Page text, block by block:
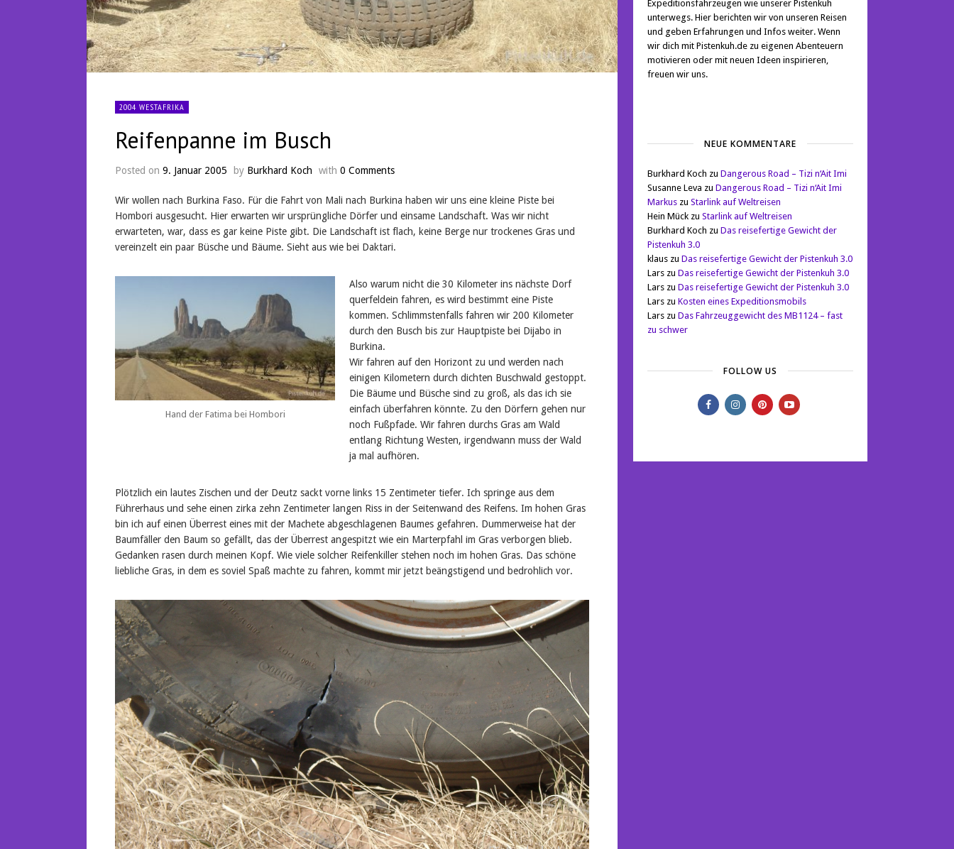
2004 WESTAFRIKA
Reifenpanne im Busch
Posted on 9. Januar 2005 by Burkhard Koch with 0 Comments
Wir wollen nach Burkina Faso. Für die Fahrt von Mali nach Burkina haben wir uns eine kleine Piste bei
Hombori ausgesucht. Hier erwarten wir ursprüngliche Dörfer und einsame Landschaft. Was wir nicht
erwarteten, war, dass es gar keine Piste gibt. Die Landschaft ist flach, keine Berge nur trockenes Gras und
vereinzelt ein paar Büsche und Bäume. Sieht aus wie bei Daktari.
Hand der Fatima bei Hombori
Also warum nicht die 30 Kilometer ins nächste Dorf
querfeldein fahren, es wird bestimmt eine Piste
kommen. Schlimmstenfalls fahren wir 200 Kilometer
durch den Busch bis zur Hauptpiste bei Dijabo in
Burkina.
Wir fahren auf den Horizont zu und werden nach
einigen Kilometern durch dichten Buschwald gestoppt.
Die Bäume und Büsche sind zu groß, als das ich sie
einfach überfahren könnte. Zu den Dörfern gehen nur
noch Fußpfade. Wir fahren durchs Gras am Wald
entlang Richtung Westen, irgendwann muss der Wald
ja mal aufhören.
Plötzlich ein lautes Zischen und der Deutz sackt vorne links 15 Zentimeter tiefer. Ich springe aus dem
Führerhaus und sehe einen zirka zehn Zentimeter langen Riss in der Seitenwand des Reifens. Im hohen Gras
bin ich auf einen Überrest eines mit der Machete abgeschlagenen Baumes gefahren. Dummerweise hat der
Baumfäller den Baum so gefällt, das der Überrest angespitzt wie ein Marterpfahl im Gras verborgen blieb.
Gedanken rasen durch meinen Kopf. Wie viele solcher Reifenkiller stehen noch im hohen Gras. Das schöne
liebliche Gras, in dem es soviel Spaß machte zu fahren, kommt mir jetzt beängstigend und bedrohlich vor.
Expeditionsfahrzeugen wie unserer Pistenkuh
unterwegs. Hier berichten wir von unseren Reisen
und geben Erfahrungen und Infos weiter. Wenn
wir dich mit Pistenkuh.de zu eigenen Abenteuern
motivieren oder mit neuen Ideen inspirieren,
freuen wir uns.
NEUE KOMMENTARE
Burkhard Koch zu Dangerous Road – Tizi n‘Ait Imi
Susanne Leva zu Dangerous Road – Tizi n‘Ait Imi
Markus zu Starlink auf Weltreisen
Hein Mück zu Starlink auf Weltreisen
Burkhard Koch zu Das reisefertige Gewicht der
Pistenkuh 3.0
klaus zu Das reisefertige Gewicht der Pistenkuh 3.0
Lars zu Das reisefertige Gewicht der Pistenkuh 3.0
Lars zu Das reisefertige Gewicht der Pistenkuh 3.0
Lars zu Kosten eines Expeditionsmobils
Lars zu Das Fahrzeuggewicht des MB1124 – fast
zu schwer
FOLLOW US